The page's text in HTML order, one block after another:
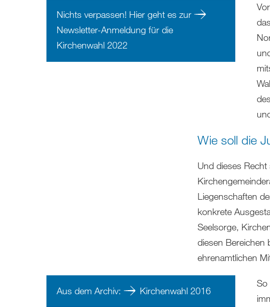
Nichts verpassen! Hier geht es zur
Newsletter-Anmeldung für die
Kirchenwahl 2022
Wie soll die
Und dieses
Liegenschaften
konkrete
Seelsorge,
diesen Bereichen
ehrenamtlichen
Aus dem Archiv: Kirchenwahl 2016
So